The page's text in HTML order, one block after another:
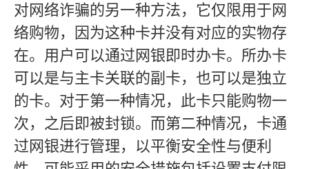
对网络诈骗的另一种方法，它仅限用于网
络购物，因为这种卡并没有对应的实物存
在。用户可以通过网银即时办卡。所办卡
可以是与主卡关联的副卡，也可以是独立
的卡。对于第一种情况，此卡只能购物一
次，之后即被封锁。而第二种情况，卡通
过网银进行管理，以平衡安全性与便利